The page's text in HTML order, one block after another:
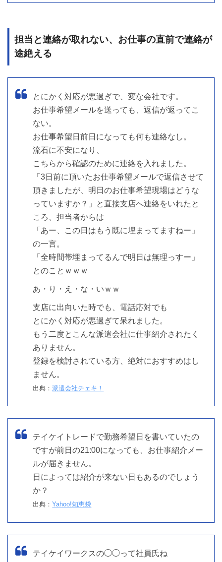
担当と連絡が取れない、お仕事の直前で連絡が
途絶える
とにかく対応が悪過ぎで、変な会社です。
お仕事希望メールを送っても、返信が返ってこ
ない。
お仕事希望日前日になっても何も連絡なし。
流石に不安になり、
こちらから確認のために連絡を入れました。
「3日前に頂いたお仕事希望メールで返信させて
頂きましたが、明日のお仕事希望現場はどうな
っていますか？」と直接支店へ連絡をいれたと
ころ、担当者からは
「あー、この日はもう既に埋まってますねー」
の一言。
「全時間帯埋まってるんで明日は無理っすー」
とのことｗｗｗ
あ・り・え・な・いｗｗ
支店に出向いた時でも、電話応対でも
とにかく対応が悪過ぎて呆れました。
もう二度とこんな派遣会社に仕事紹介されたく
ありません。
登録を検討されている方、絶対におすすめはし
ません。
出典：派遣会社チェキ！
テイケイトレードで勤務希望日を書いていたの
ですが前日の21:00になっても、お仕事紹介メー
ルが届きません。
日によっては紹介が来ない日もあるのでしょう
か？
出典：Yahoo!知恵袋
テイケイワークスの◯◯って社員氏ね